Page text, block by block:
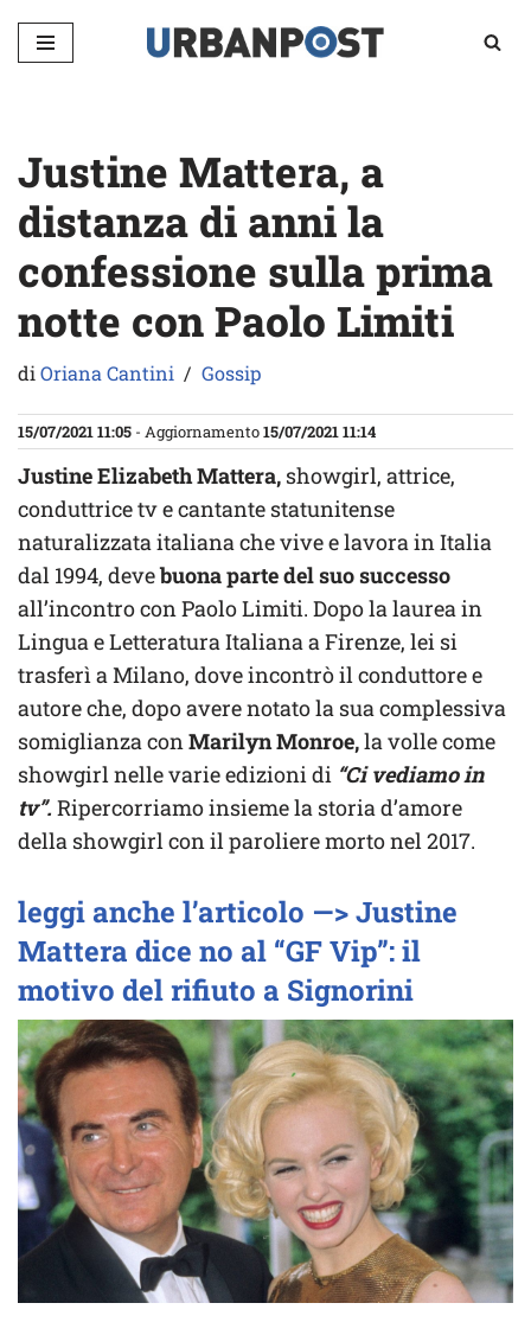
Vai
Justine Mattera, a
distanza di anni la
confessione sulla prima
notte con Paolo Limiti
diOriana Cantini Gossip
15/07/2021 11:05 - Aggiornamento15/07/2021 11:14
Justine Elizabeth Mattera, showgirl, attrice,
conduttrice tv e cantante statunitense
naturalizzata italiana che vive e lavora in Italia
dal 1994, devebuona parte del suo successo
all’incontro con Paolo Limiti. Dopo la laurea in
Lingua e Letteratura Italiana a Firenze, lei si
trasferì a Milano, dove incontrò il conduttore e
autore che, dopo avere notato la sua complessiva
somiglianza conMarilyn Monroe,la volle come
showgirl nelle varie edizioni di “Ci vediamo in
tv”. Ripercorriamo insieme la storia d’amore
della showgirl con il paroliere morto nel 2017.
leggi anche l’articolo —> Justine
Mattera dice no al “GF Vip”: il
motivo del rifiuto a Signorini